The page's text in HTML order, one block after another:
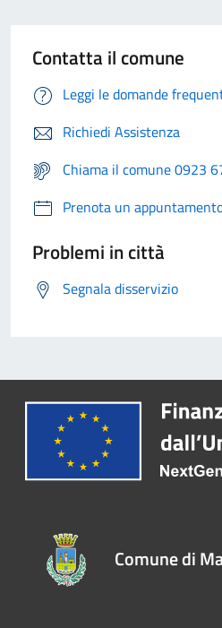
Contatta il comune
Leggi le domande
Richiedi Assistenza
Chiama il comune 0923
Prenota un
Problemi in città
Segnala disservizio
Comune di